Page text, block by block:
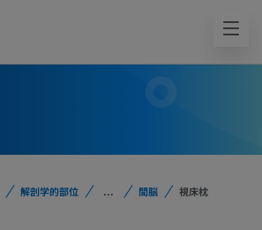
解剖学的部位 ... 間脳 視床枕